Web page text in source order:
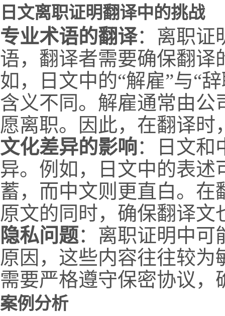
日文离职证明翻译中的挑战
专业术语的翻译：离职证
语，翻译者需要确保翻译
如，日文中的“解雇”与“
含义不同。解雇通常由公
愿离职。因此，在翻译
文化差异的影响：日文和
异。例如，日文中的表
蓄，而中文则更直白。
原文的同时，确保翻译
隐私问题：离职证明中可
原因，这些内容往往较
需要严格遵守保密协议
案例分析